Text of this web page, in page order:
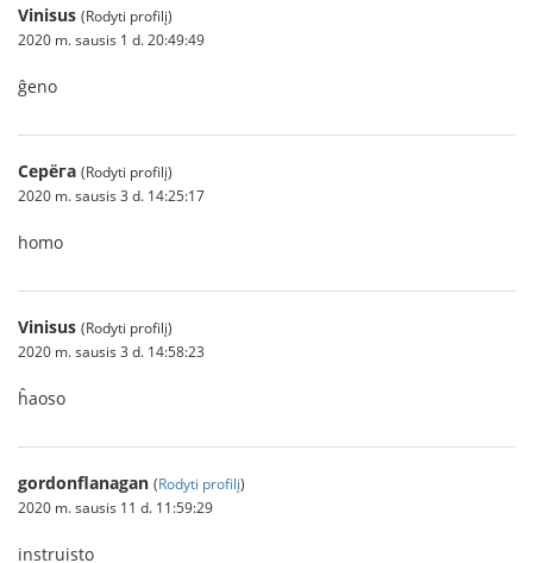
Vinisus (Rodyti profilį)
2020 m. sausis 1 d. 20:49:49
ĝeno
Серёга (Rodyti profilį)
2020 m. sausis 3 d. 14:25:17
homo
Vinisus (Rodyti profilį)
2020 m. sausis 3 d. 14:58:23
ĥaoso
gordonflanagan (Rodyti profilį)
2020 m. sausis 11 d. 11:59:29
instruisto